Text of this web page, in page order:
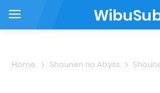
Home Shounen no Abyss Shounen no